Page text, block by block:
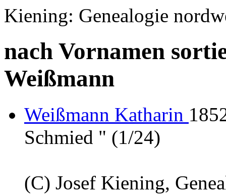
Kiening: Genealogie
nach Vornamen
Weißmann
Weißmann Katharin
Schmied " (1/24)
(C) Josef Kiening,